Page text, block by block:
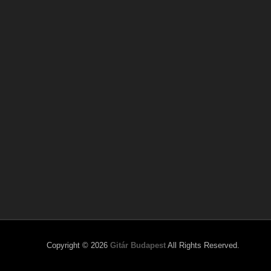
Copyright © 2026 Gitár Budapest All Rights Reserved.